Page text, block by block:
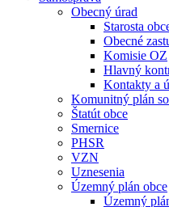
Obecný úrad
Starosta
Obecné
Komisie OZ
Hlavný
Kontakty a
Komunitný plán
Štatút obce
Smernice
PHSR
VZN
Uznesenia
Územný plán obce
Územný